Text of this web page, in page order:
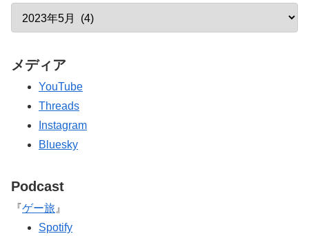
メディア
YouTube
Threads
Instagram
Bluesky
Podcast
『ゲー旅 』
Spotify